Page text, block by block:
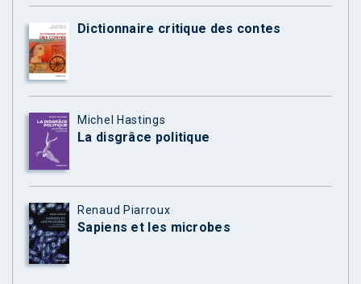
Dictionnaire critique des contes
Michel Hastings
La disgrâce politique
Renaud Piarroux
Sapiens et les microbes